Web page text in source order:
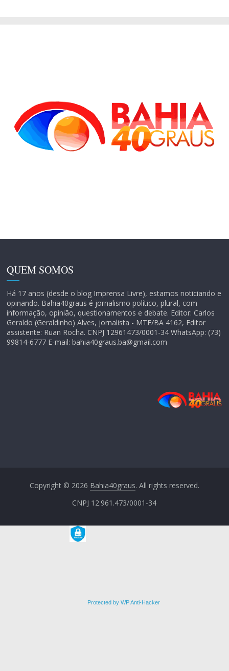
QUEM SOMOS
Há 17 anos (desde o blog Imprensa Livre), estamos noticiando e
opinando. Bahia40graus é jornalismo político, plural, com
informação, opinião, questionamentos e debate. Editor: Carlos
Geraldo (Geraldinho) Alves, jornalista - MTE/BA 4162, Editor
assistente: Ruan Rocha. CNPJ 12961473/0001-34 WhatsApp: (73)
99814-6777 E-mail: bahia40graus.ba@gmail.com
Copyright © 2026 Bahia40graus. All rights reserved.
CNPJ 12.961.473/0001-34
Protected by WP Anti-Hacker